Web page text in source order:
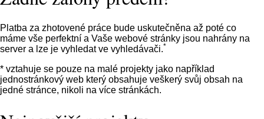
Platba za zhotovené práce bude uskutečněna až poté co
máme vše perfektní a Vaše webové stránky jsou nahrány na
server a lze je vyhledat ve vyhledávači.*
* vztahuje se pouze na malé projekty jako například
jednostránkový web který obsahuje veškerý svůj obsah na
jedné stránce, nikoli na více stránkách.